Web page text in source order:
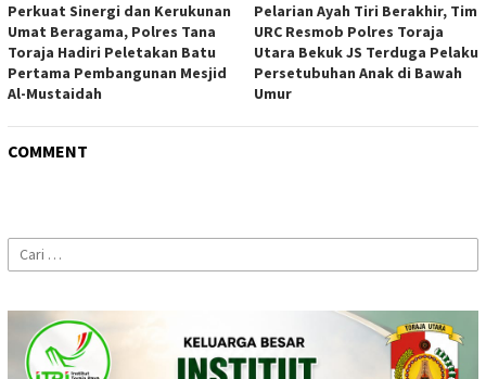
Perkuat Sinergi dan Kerukunan
Umat Beragama, Polres Tana
Toraja Hadiri Peletakan Batu
Pertama Pembangunan Mesjid
Al-Mustaidah
Pelarian Ayah Tiri Berakhir, Tim
URC Resmob Polres Toraja
Utara Bekuk JS Terduga Pelaku
Persetubuhan Anak di Bawah
Umur
COMMENT
Cari
untuk: